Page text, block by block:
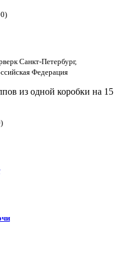
Санкт-Петербург,
Федерация
из одной коробки на 15